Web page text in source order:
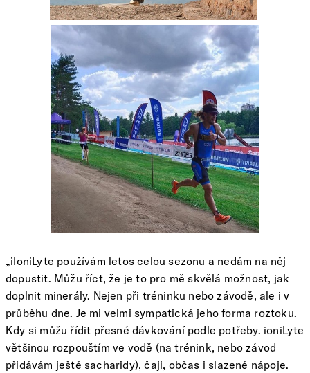
„iIoniLyte používám letos celou sezonu a nedám na něj
dopustit. Můžu říct, že je to pro mě skvělá možnost, jak
doplnit minerály. Nejen při tréninku nebo závodě, ale i v
průběhu dne. Je mi velmi sympatická jeho forma roztoku.
Kdy si můžu řídit přesné dávkování podle potřeby. ioniLyte
většinou rozpouštím ve vodě (na trénink, nebo závod
přidávám ještě sacharidy), čaji, občas i slazené nápoje.